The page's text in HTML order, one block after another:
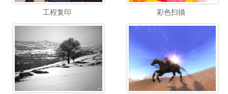
工程复印 彩色扫描